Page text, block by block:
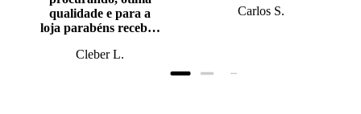
qualidade e para a
loja parabéns recebi o
prazo, super bem
Cleber L.
Carlos S.